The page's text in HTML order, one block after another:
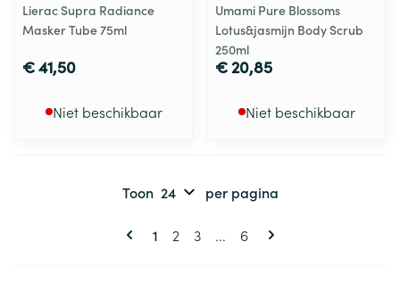
Lierac Supra Radiance
Masker Tube 75ml
€ 41,50
Niet beschikbaar
Umami Pure Blossoms
Lotus&jasmijn Body Scrub
250ml
€ 20,85
Niet beschikbaar
Pagina's
U lees momenteel pagina
1 Pagina
2 Pagina
3 ... Pagina
6
Toon per pagina